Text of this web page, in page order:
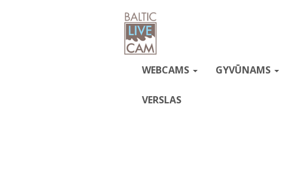
WEBCAMS GYVŪNAMS
VERSLAS